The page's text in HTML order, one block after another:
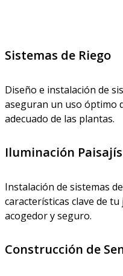
Sistemas de Riego
Diseño e instalación de
aseguran un uso óptimo
adecuado de las plantas.
Iluminación
Instalación de sistemas
características clave de
acogedor y seguro.
Construcción de